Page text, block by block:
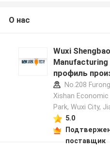
О нас
Wuxi
Manufacturing
профиль
No.208
Xishan
Park, Wuxi City,
5.0
поставщик